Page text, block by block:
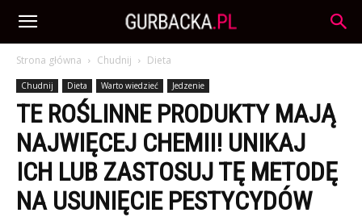
Strona główna Chudnij Dieta
Chudnij Dieta Warto wiedzieć Jedzenie
TE ROŚLINNE PRODUKTY MAJĄ
NAJWIĘCEJ CHEMII! UNIKAJ
ICH LUB ZASTOSUJ TĘ METODĘ
NA USUNIĘCIE PESTYCYDÓW